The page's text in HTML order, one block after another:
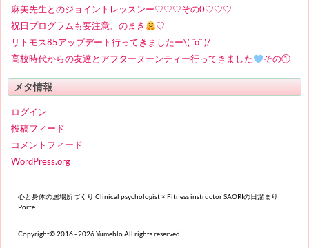
麻美先生とのジョイントレッスンー♡♡♡その0♡♡♡
祝日プログラムも要注意、のまき
♡
リトモス85アップデート行ってきましたー\( ˆoˆ )/
高校時代からの友達とアフターヌーンティー行ってきました
その①
メタ情報
ログイン
投稿フィード
コメントフィード
WordPress.org
心と身体の居場所づくり Clinical psychologist × Fitness instructor SAORIの日溜まり
Porte
Copyright© 2016 - 2026 Yumeblo All rights reserved.